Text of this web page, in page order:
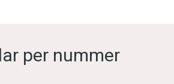
per nummer